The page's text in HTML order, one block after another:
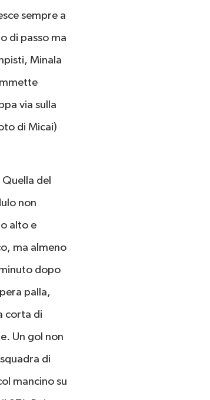
sempre a
di passo ma
Minala
via sulla
di Micai)
del
non
alto e
ma almeno
dopo
palla,
corta di
Un gol non
di
mancino su